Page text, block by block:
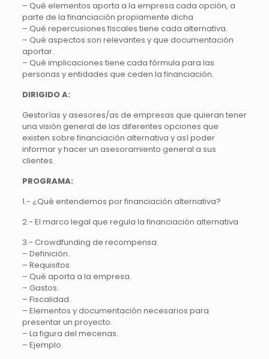
– Qué elementos aporta a la empresa cada opción, a
parte de la financiación propiamente dicha
– Qué repercusiones fiscales tiene cada alternativa.
– Qué aspectos son relevantes y que documentación
aportar.
– Qué implicaciones tiene cada fórmula para las
personas y entidades que ceden la financiación.
DIRIGIDO A:
Gestorías y asesores/as de empresas que quieran tener
una visión general de las diferentes opciones que
existen sobre financiación alternativa y así poder
informar y hacer un asesoramiento general a sus
clientes.
PROGRAMA:
1.- ¿Qué entendemos por financiación alternativa?
2.- El marco legal que regula la financiación alternativa
3.- Crowdfunding de recompensa
– Definición.
– Requisitos.
– Qué aporta a la empresa.
– Gastos.
– Fiscalidad.
– Elementos y documentación necesarios para
presentar un proyecto.
– La figura del mecenas.
– Ejemplo.